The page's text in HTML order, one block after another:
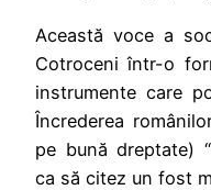
Această voce a
Cotroceni într-o
instrumente care
Încrederea
pe bună dreptate)
ca să citez un fost